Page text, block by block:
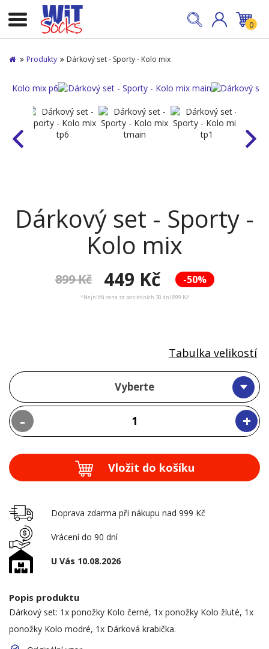
0
Produkty Dárkový set - Sporty - Kolo mix
Dárkový set - Sporty -
Kolo mix
-50%
899 Kč 449 Kč
*Nejnižší cena za posledních 30 dní 899 Kč
Vyberte
- +
Tabulka velikostí
Vložit do košíku
Doprava zdarma při nákupu nad 999 Kč
Vrácení do 90 dní
U Vás 10.08.2026
Popis produktu
Dárkový set: 1x ponožky Kolo černé, 1x ponožky Kolo žluté, 1x
ponožky Kolo modré, 1x Dárková krabička.